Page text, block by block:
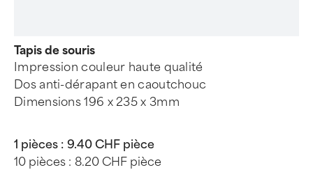
Tapis de souris
Impression couleur haute qualité
Dos anti-dérapant en caoutchouc
Dimensions 196 x 235 x 3mm
1 pièces : 9.40 CHF pièce
10 pièces : 8.20 CHF pièce